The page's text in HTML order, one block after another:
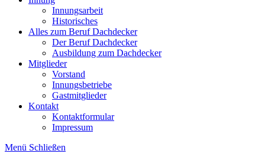
Innungsarbeit
Historisches
Alles zum Beruf Dachdecker
Der Beruf Dachdecker
Ausbildung zum Dachdecker
Mitglieder
Vorstand
Innungsbetriebe
Gastmitglieder
Kontakt
Kontaktformular
Impressum
Menü Schließen